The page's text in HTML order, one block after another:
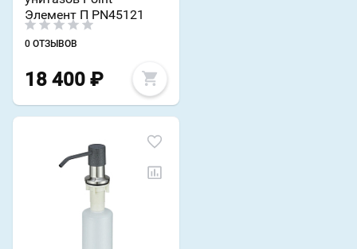
Элемент П PN45121
0 ОТЗЫВОВ
18 400 ₽